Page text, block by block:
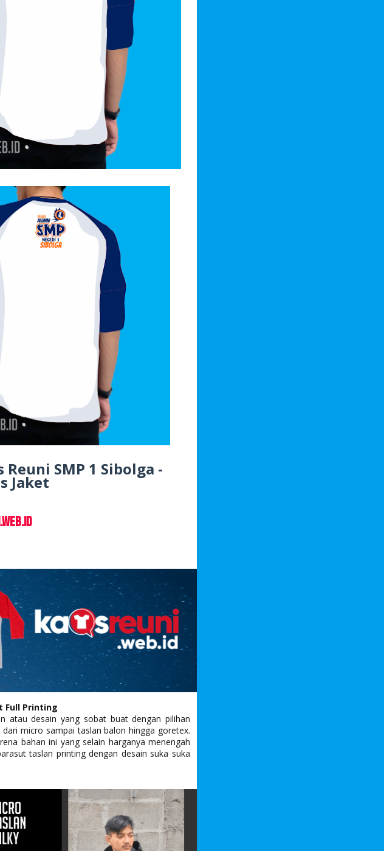
SMP 1 Sibolga -
Jaket
Full Printing
atau desain yang sobat buat dengan pilihan
micro sampai taslan balon hingga goretex.
bahan ini yang selain harganya menengah
taslan printing dengan desain suka suka